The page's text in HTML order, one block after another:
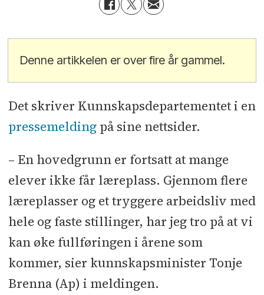
Denne artikkelen er over fire år gammel.
Det skriver Kunnskapsdepartementet i en
pressemeldingpå sine nettsider.
– En hovedgrunn er fortsatt at mange
elever ikke får læreplass. Gjennom flere
læreplasser og et tryggere arbeidsliv med
hele og faste stillinger, har jeg tro på at vi
kan øke fullføringen i årene som
kommer, sier kunnskapsminister Tonje
Brenna (Ap) i meldingen.